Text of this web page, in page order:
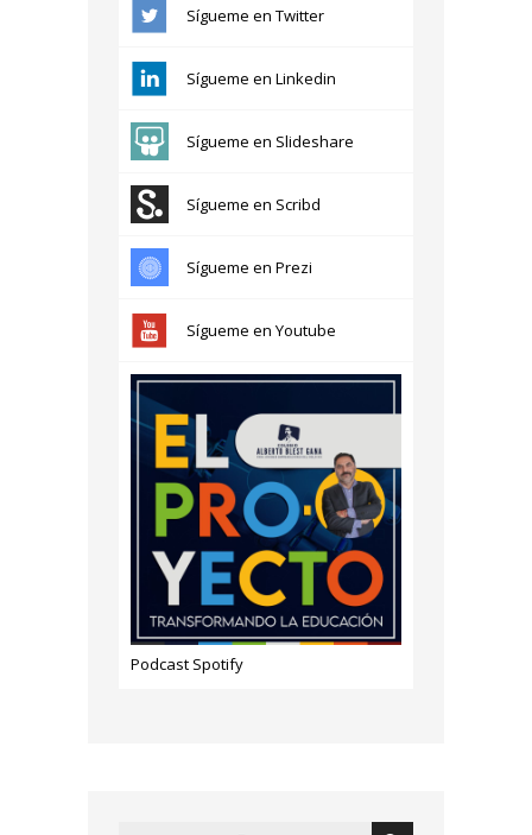
Sígueme en Twitter
Sígueme en Linkedin
Sígueme en Slideshare
Sígueme en Scribd
Sígueme en Prezi
Sígueme en Youtube
Podcast Spotify